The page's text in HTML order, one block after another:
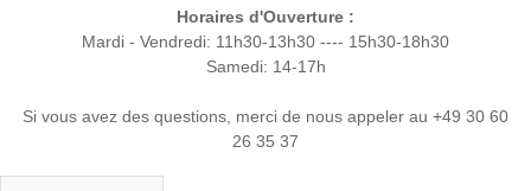
Horaires d'Ouverture :
Mardi - Vendredi: 11h30-13h30 ---- 15h30-18h30
Samedi: 14-17h
Si vous avez des questions, merci de nous appeler au +49 30 60
26 35 37